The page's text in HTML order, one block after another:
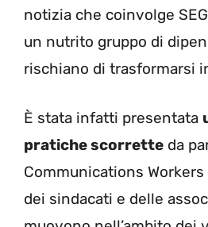
notizia che coinvolge
un nutrito gruppo di
rischiano di trasformarsi
È stata infatti presentata
pratiche scorrette da
Communications
dei sindacati e delle